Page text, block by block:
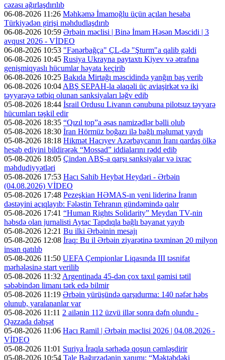
cəzası ağırlaşdırılıb
06-08-2026 11:26 Məhkəmə İmamoğlu üçün açılan hesaba
Türkiyədən girişi məhdudlaşdırıb
06-08-2026 10:59 Ərbəin məclisi | Binə İmam Həsən Məscidi | 3
avqust 2026 - VİDEO
06-08-2026 10:53 "Fənərbağça" ÇL-də "Şturm"a qalib gəldi
06-08-2026 10:45 Rusiya Ukrayna paytaxtı Kiyev və ətrafına
genişmiqyaslı hücumlar həyata keçirib
06-08-2026 10:25 Bakıda Mirtağı məscidində yanğın baş verib
06-08-2026 10:04 ABŞ SEPAH-la əlaqəli üç aviaşirkət və iki
təyyarəyə tətbiq olunan sanksiyaları ləğv edib
05-08-2026 18:44 İsrail Ordusu Livanın cənubuna pilotsuz təyyarə
hücumları təşkil edir
05-08-2026 18:35 “Qızıl top”a əsas namizədlər bəlli olub
05-08-2026 18:30 İran Hörmüz boğazı ilə bağlı məlumat yaydı
05-08-2026 18:18 Hikmət Hacıyev Azərbaycanın İranı qardaş ölkə
hesab ediyini bildirərək “Mossad” iddialarını rədd edib
05-08-2026 18:05 Çindən ABŞ-a qarşı sanksiyalar və ixrac
məhdudiyyətləri
05-08-2026 17:53 Hacı Sahib Heybət Heydəri - Ərbəin
(04.08.2026) VİDEO
05-08-2026 17:48 Pezeşkian HƏMAS-ın yeni liderinə İranın
dəstəyini açıqlayıb: Fələstin Tehranın gündəmində qalır
05-08-2026 17:41 “Human Rights Solidarity” Meydan TV-nin
həbsdə olan jurnalisti Aytac Tapdıqla bağlı bəyanat yayıb
05-08-2026 12:21 Bu ilki Ərbəinin mesajı
05-08-2026 12:08 İraq: Bu il Ərbəin ziyarətinə təxminən 20 milyon
insan qatılıb
05-08-2026 11:50 UEFA Çempionlar Liqasında III təsnifat
mərhələsinə start verilib
05-08-2026 11:32 Argentinada 45-dən çox taxıl gəmisi tətil
səbəbindən limanı tərk edə bilmir
05-08-2026 11:19 Ərbəin yürüşündə qarşıdurma: 140 nəfər həbs
olunub, yaralananlar var
05-08-2026 11:11 2 ailənin 112 üzvü illər sonra dəfn olundu -
Qəzzada dəhşət
05-08-2026 11:06 Hacı Ramil | Ərbəin məclisi 2026 | 04.08.2026 -
VİDEO
05-08-2026 11:01 Suriya İraqla sərhədə qoşun cəmləşdirir
05-08-2026 10:54 Tale Bağırzadənin xanımı: “Məktəbdəki